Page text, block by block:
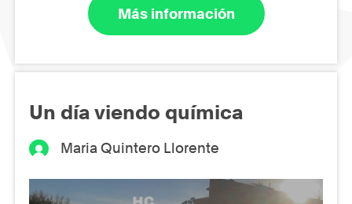
Más información
Un día viendo química
Maria Quintero Llorente